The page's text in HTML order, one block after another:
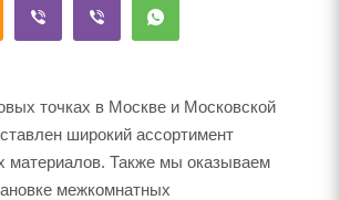
точках в Москве и Московской
широкий ассортимент
материалов. Также мы оказываем
межкомнатных